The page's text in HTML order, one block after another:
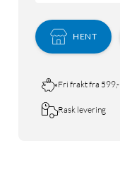
HENT
Fri frakt fra 599,-
Rask levering